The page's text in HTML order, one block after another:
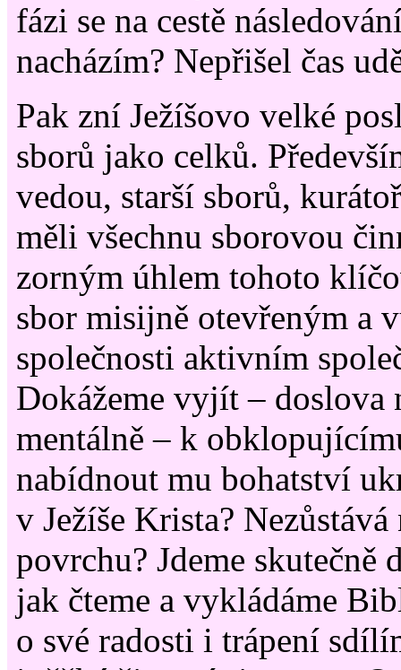
fázi se na cestě
nacházím? Nepřišel čas
Pak zní Ježíšovo velké
sborů jako celků.
vedou, starší sborů,
měli všechnu sborovou
zorným úhlem tohoto
sbor misijně otevřeným a
společnosti aktivním
Dokážeme vyjít – doslova
mentálně – k
nabídnout mu bohatství
v Ježíše Krista?
povrchu? Jdeme skutečně
jak čteme a vykládáme
o své radosti i trápení